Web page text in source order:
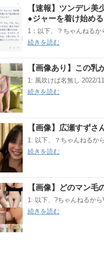
【速報】ツンデレ
●ジャーを着け始め
1：以下、？ちゃんねる
続きを読む
【画像あり】この
1: 風吹けば名無し 2022/
続きを読む
【画像】広瀬すず
1: 以下、？ちゃんねるか
続きを読む
【画像】どのマン毛
1: 以下、?ちゃんねるか
続きを読む